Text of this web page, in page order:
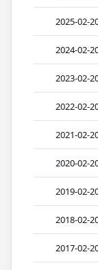
2025-02-
2024-02-
2023-02-
2022-02-
2021-02-
2020-02-
2019-02-
2018-02-
2017-02-